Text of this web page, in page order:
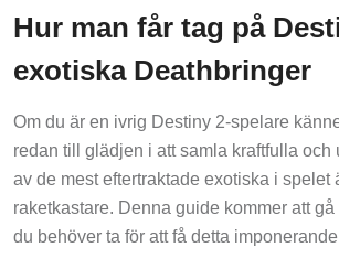
Hur man får tag på
exotiska Deathbringer
Om du är en ivrig Destiny 2-spelare
redan till glädjen i att samla kraftfulla och
av de mest eftertraktade exotiska i spelet
raketkastare. Denna guide kommer att
du behöver ta för att få detta